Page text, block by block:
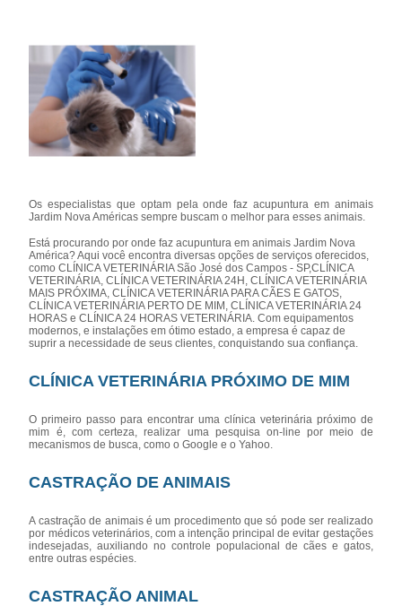
Os especialistas que optam pela onde faz acupuntura em animais
Jardim Nova Américas sempre buscam o melhor para esses animais.
Está procurando por onde faz acupuntura em animais Jardim Nova
América? Aqui você encontra diversas opções de serviços oferecidos,
como CLÍNICA VETERINÁRIA São José dos Campos - SP,CLÍNICA
VETERINÁRIA, CLÍNICA VETERINÁRIA 24H, CLÍNICA VETERINÁRIA
MAIS PRÓXIMA, CLÍNICA VETERINÁRIA PARA CÃES E GATOS,
CLÍNICA VETERINÁRIA PERTO DE MIM, CLÍNICA VETERINÁRIA 24
HORAS e CLÍNICA 24 HORAS VETERINÁRIA. Com equipamentos
modernos, e instalações em ótimo estado, a empresa é capaz de
suprir a necessidade de seus clientes, conquistando sua confiança.
CLÍNICA VETERINÁRIA PRÓXIMO DE MIM
O primeiro passo para encontrar uma clínica veterinária próximo de
mim é, com certeza, realizar uma pesquisa on-line por meio de
mecanismos de busca, como o Google e o Yahoo.
CASTRAÇÃO DE ANIMAIS
A castração de animais é um procedimento que só pode ser realizado
por médicos veterinários, com a intenção principal de evitar gestações
indesejadas, auxiliando no controle populacional de cães e gatos,
entre outras espécies.
CASTRAÇÃO ANIMAL